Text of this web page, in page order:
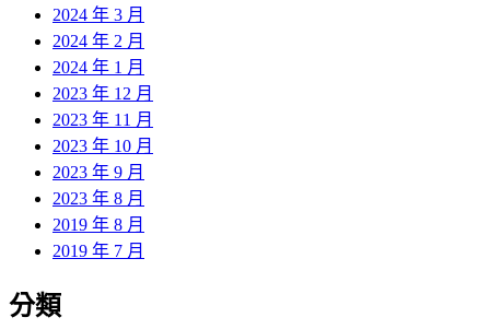
2024 年 3 月
2024 年 2 月
2024 年 1 月
2023 年 12 月
2023 年 11 月
2023 年 10 月
2023 年 9 月
2023 年 8 月
2019 年 8 月
2019 年 7 月
分類